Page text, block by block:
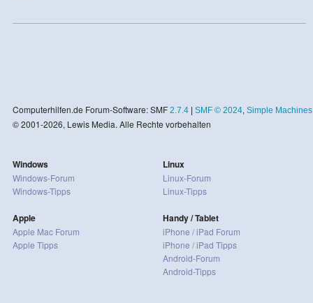
Computerhilfen.de Forum-Software: SMF 2.7.4| SMF © 2024, Simple Machines
© 2001-2026, Lewis Media. Alle Rechte vorbehalten
Windows
Windows-Forum
Windows-Tipps
Apple
Apple Mac Forum
Apple Tipps
Linux
Linux-Forum
Linux-Tipps
Handy / Tablet
iPhone / iPad Forum
iPhone / iPad Tipps
Android-Forum
Android-Tipps